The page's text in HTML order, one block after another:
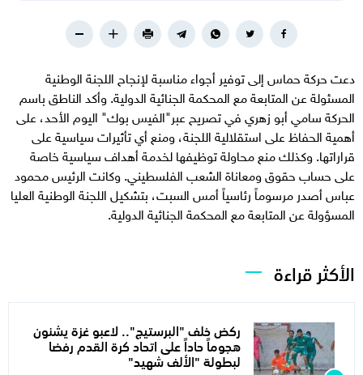
دعت حركة حماس إلى توفير أجواء مناسبة لإنجاح اللجنة الوطنية
المسئولة عن المتابعة مع المحكمة الجنائية الدولية. وأكد الناطق باسم
الحركة سامي أبو زهري في تصريح عبر"الفيس بوك" اليوم الأحد، على
أهمية الحفاظ على استقلالية اللجنة، ومنع أي تأثيرات سياسية على
قراراتها. وكذلك منع محاولة توظيفها لخدمة أهداف سياسية خاصة
على حساب حقوق ومعاناة الشعب الفلسطيني. وكانت الرئيس محمود
عباس أصدر مرسوماً رئاسياً أمس السبت، بتشكيل اللجنة الوطنية العليا
المسؤولة عن المتابعة مع المحكمة الجنائية الدولية.
الأكثر قراءة
ركض خلف "البرستيج".. لاعبو غزة يشنون
هجوماً حاداً على اتحاد كرة القدم رفضا
لبطولة "الألف شهيد"